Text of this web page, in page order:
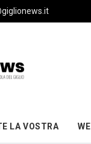
LA VOSTRA